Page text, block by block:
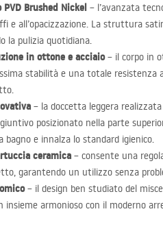
PVD Brushed Nickel – l’avanzata
e all’opacizzazione. La struttura
la pulizia quotidiana.
in ottone e acciaio– il corpo in
stabilità e una totale resistenza
– la doccetta leggera
posizionato nella parte
bagno e innalza lo standard igienico.
ceramica – consente una
garantendo un utilizzo senza
– il design ben studiato del
insieme armonioso con il moderno